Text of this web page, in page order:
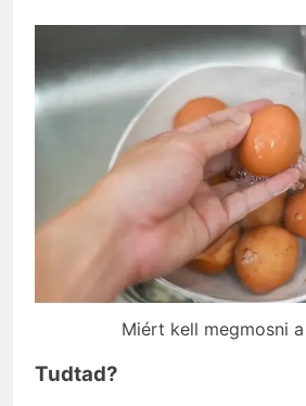
Miért kell megmosni
Tudtad?